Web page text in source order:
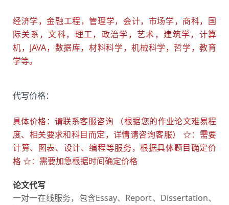
经济学，金融工程，管理学，会计，市场学，商科，国
际关系，文科，理工，政治学，艺术，建筑学，计算
机，JAVA，数据库，材料科学，机械科学，哲学，教育
学等。
代写价格：
具体价格：请联系客服咨询 （根据您的作业论文难易程
度、相关要求和科目而定，详情请咨询客服） ☆：需要
计算、图表、设计、编程等服务，根据具体题目确定价
格 ☆：需要加急根据时间确定价格
论文代写
一对一在线服务，包含Essay、Report、Dissertation、